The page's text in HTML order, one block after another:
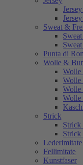
Sweat &
Punta di
Wolle &
Wolle
Wolle
Wolle
Wolle
Strick
Strick
Strick
Fellimitate
Kunstfaser